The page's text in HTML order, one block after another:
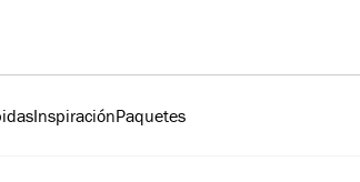
InspiraciónPaquetes